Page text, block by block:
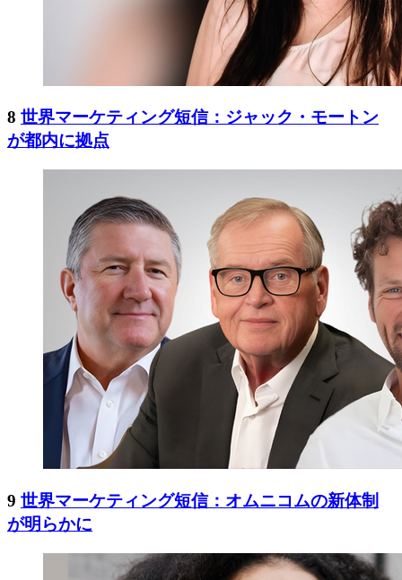
8 世界マーケティング短信：ジャック・モートン
が都内に拠点
9 世界マーケティング短信：オムニコムの新体制
が明らかに